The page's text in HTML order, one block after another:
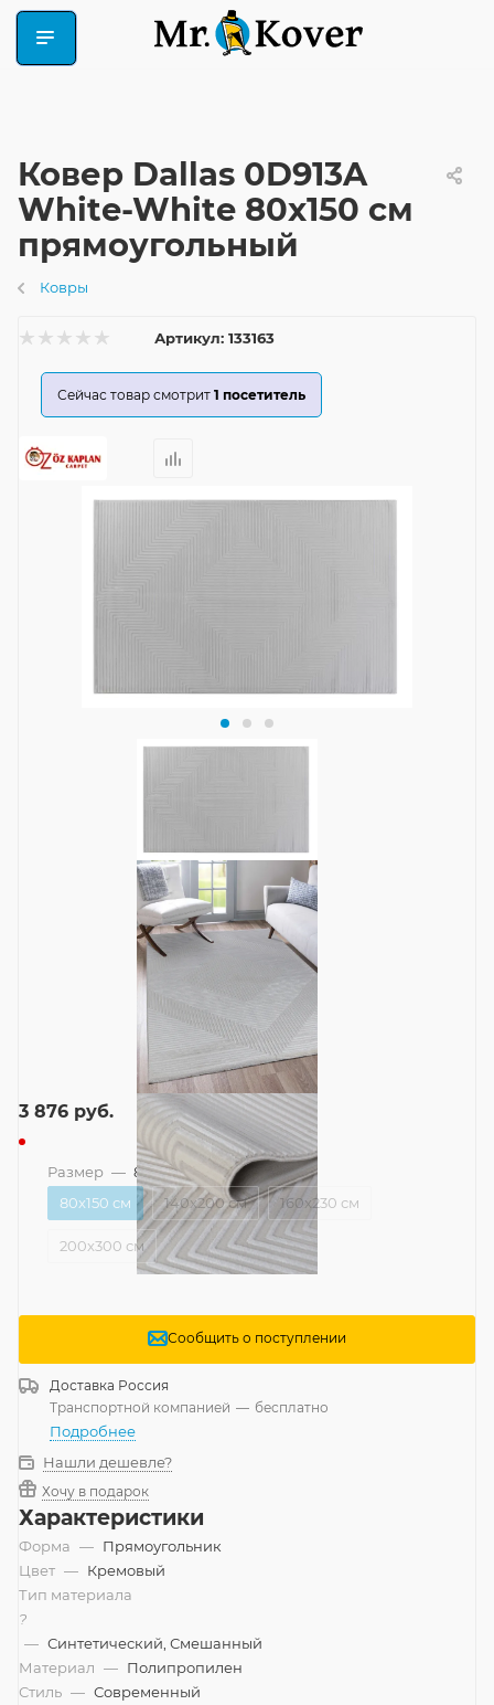
Ковер Dallas 0D913A
White-White 80x150 см
прямоугольный
Ковры
Артикул: 133163
Сейчас товар смотрит 1 посетитель
3 876 руб.
Размер — 80x150 см
80x150 см
140x200 см 160x230 см
200x300 см
Сообщить о поступлении
Доставка Россия
Транспортной компанией — бесплатно
Подробнее
Нашли дешевле?
Хочу в подарок
Характеристики
Форма — Прямоугольник
Цвет — Кремовый
Тип материала
?
— Синтетический, Смешанный
Материал — Полипропилен
Стиль — Современный